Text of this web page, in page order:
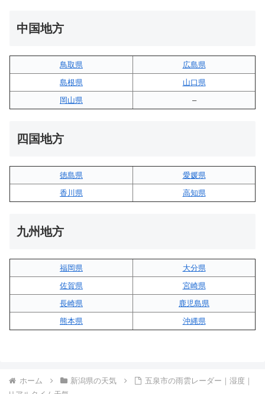
中国地方
鳥取県
広島県
島根県
山口県
岡山県
–
四国地方
徳島県
愛媛県
香川県
高知県
九州地方
福岡県
大分県
佐賀県
宮崎県
長崎県
鹿児島県
熊本県
沖縄県
ホーム 新潟県の天気
五泉市の雨雲レーダー｜湿度｜